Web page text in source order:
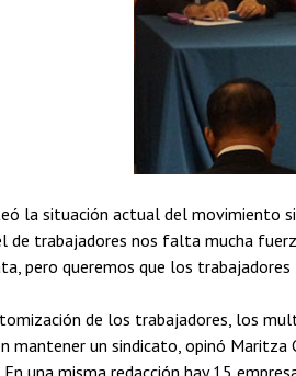
la situación actual del movimiento
de trabajadores nos falta mucha
pero queremos que los
de los trabajadores, los
mantener un sindicato, opinó